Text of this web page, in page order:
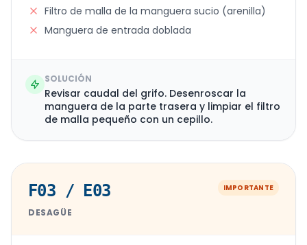
Filtro de malla de la manguera sucio (arenilla)
Manguera de entrada doblada
SOLUCIÓN
Revisar caudal del grifo. Desenroscar la
manguera de la parte trasera y limpiar el filtro
de malla pequeño con un cepillo.
F03 / E03 IMPORTANTE
DESAGÜE